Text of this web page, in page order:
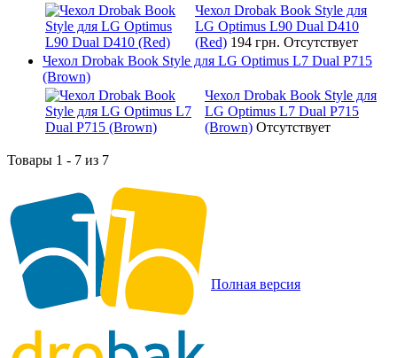
Чехол Drobak Book Style для
LG Optimus L90 Dual D410
(Red) 194 грн. Отсутствует
Чехол Drobak Book Style для LG Optimus L7 Dual P715
(Brown)
Чехол Drobak Book Style для
LG Optimus L7 Dual P715
(Brown) Отсутствует
Товары 1 - 7 из 7
Полная версия